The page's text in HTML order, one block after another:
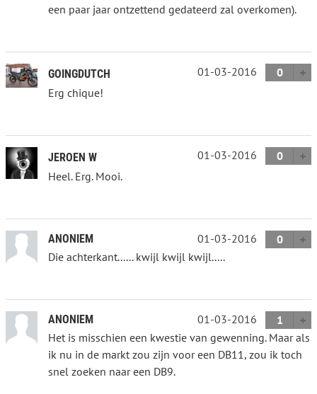
een paar jaar ontzettend gedateerd zal overkomen).
GOINGDUTCH 01-03-2016
0
Erg chique!
JEROEN W 01-03-2016
0
Heel. Erg. Mooi.
ANONIEM 01-03-2016
0
Die achterkant...... kwijl kwijl kwijl.....
ANONIEM 01-03-2016
1
Het is misschien een kwestie van gewenning. Maar als
ik nu in de markt zou zijn voor een DB11, zou ik toch
snel zoeken naar een DB9.